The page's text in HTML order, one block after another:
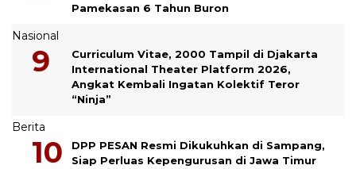
Pamekasan 6 Tahun Buron
Nasional
Curriculum Vitae, 2000 Tampil di Djakarta
International Theater Platform 2026,
Angkat Kembali Ingatan Kolektif Teror
“Ninja”
Berita
DPP PESAN Resmi Dikukuhkan di Sampang,
Siap Perluas Kepengurusan di Jawa Timur